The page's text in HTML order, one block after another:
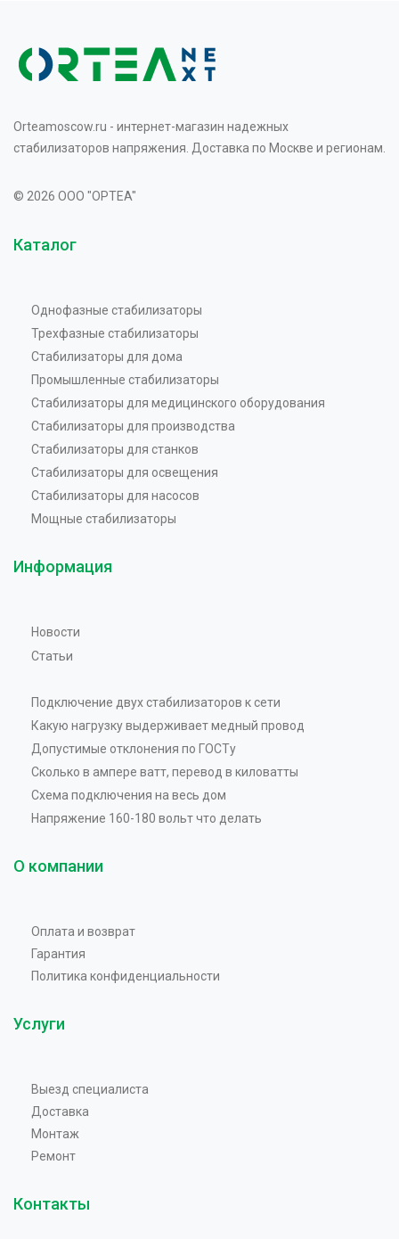
Orteamoscow.ru - интернет-магазин надежных
стабилизаторов напряжения. Доставка по Москве и регионам.
© 2026 OOO "OPTEA"
Каталог
Однофазные стабилизаторы
Трехфазные стабилизаторы
Стабилизаторы для дома
Промышленные стабилизаторы
Стабилизаторы для медицинского оборудования
Стабилизаторы для производства
Стабилизаторы для станков
Стабилизаторы для освещения
Стабилизаторы для насосов
Мощные стабилизаторы
Информация
Новости
Статьи
Подключение двух стабилизаторов к сети
Какую нагрузку выдерживает медный провод
Допустимые отклонения по ГОСТу
Сколько в ампере ватт, перевод в киловатты
Схема подключения на весь дом
Напряжение 160-180 вольт что делать
О компании
Оплата и возврат
Гарантия
Политика конфиденциальности
Услуги
Выезд специалиста
Доставка
Монтаж
Ремонт
Контакты